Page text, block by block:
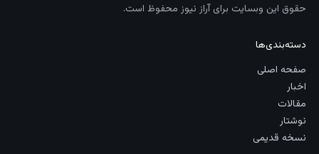
حقوق این وبسایت برای آراز نیوز محفوظ است.
دسته‌بندی‌ها
صفحه اصلی
اخبار
مقالات
نوشتار
نسخه قدیمی